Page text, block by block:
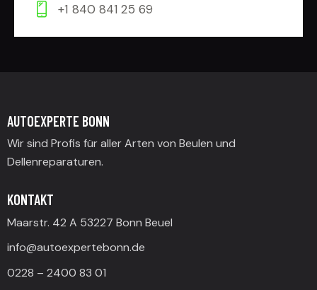
+1 840 841 25 69
AUTOEXPERTE BONN
Wir sind Profis für aller Arten von Beulen und
Dellenreparaturen.
KONTAKT
Maarstr. 42 A 53227 Bonn Beuel
info@autoexpertebonn.de
0228 – 2400 83 01